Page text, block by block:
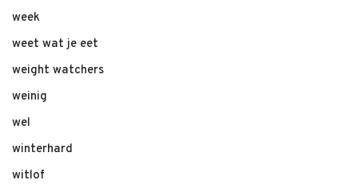
week
weet wat je eet
weight watchers
weinig
wel
winterhard
witlof